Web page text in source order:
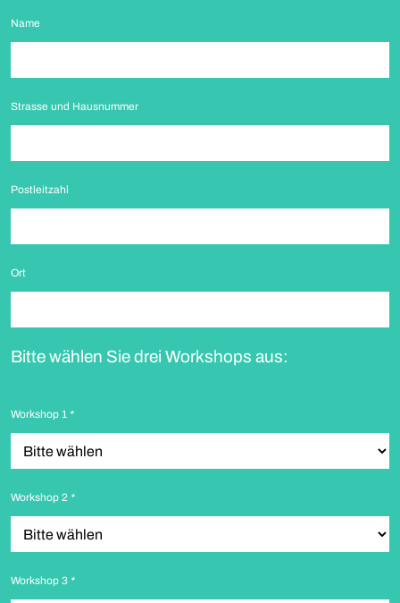
Name
Strasse und Hausnummer
Postleitzahl
Ort
Bitte wählen Sie drei Workshops aus:
Workshop 1 *
Workshop 2 *
Workshop 3 *